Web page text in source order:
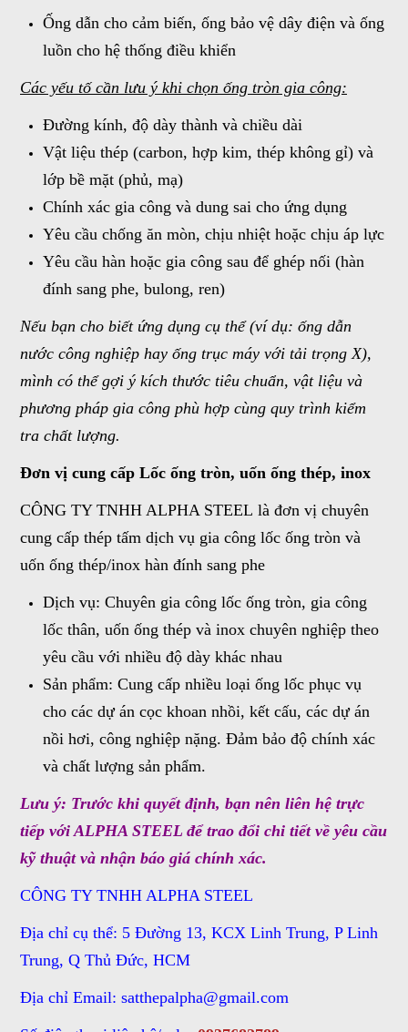
Ống dẫn cho cảm biến, ống bảo vệ dây điện và ống
luồn cho hệ thống điều khiển
Các yếu tố cần lưu ý khi chọn ống tròn gia công:
Đường kính, độ dày thành và chiều dài
Vật liệu thép (carbon, hợp kim, thép không gỉ) và
lớp bề mặt (phủ, mạ)
Chính xác gia công và dung sai cho ứng dụng
Yêu cầu chống ăn mòn, chịu nhiệt hoặc chịu áp lực
Yêu cầu hàn hoặc gia công sau để ghép nối (hàn
đính sang phe, bulong, ren)
Nếu bạn cho biết ứng dụng cụ thể (ví dụ: ống dẫn
nước công nghiệp hay ống trục máy với tải trọng X),
mình có thể gợi ý kích thước tiêu chuẩn, vật liệu và
phương pháp gia công phù hợp cùng quy trình kiểm
tra chất lượng.
Đơn vị cung cấp Lốc ống tròn, uốn ống thép, inox
CÔNG TY TNHH ALPHA STEEL là đơn vị chuyên
cung cấp thép tấm dịch vụ gia công lốc ống tròn và
uốn ống thép/inox hàn đính sang phe
Dịch vụ: Chuyên gia công lốc ống tròn, gia công
lốc thân, uốn ống thép và inox chuyên nghiệp theo
yêu cầu với nhiều độ dày khác nhau
Sản phẩm: Cung cấp nhiều loại ống lốc phục vụ
cho các dự án cọc khoan nhồi, kết cấu, các dự án
nồi hơi, công nghiệp nặng. Đảm bảo độ chính xác
và chất lượng sản phẩm.
Lưu ý: Trước khi quyết định, bạn nên liên hệ trực
tiếp với ALPHA STEEL để trao đổi chi tiết về yêu cầu
kỹ thuật và nhận báo giá chính xác.
CÔNG TY TNHH ALPHA STEEL
Địa chỉ cụ thể: 5 Đường 13, KCX Linh Trung, P Linh
Trung, Q Thủ Đức, HCM
Địa chỉ Email: satthepalpha@gmail.com